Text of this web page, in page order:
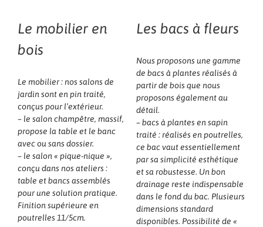
Le mobilier en
bois
Le mobilier : nos salons de
jardin sont en pin traité,
conçus pour l’extérieur.
– le salon champêtre, massif,
propose la table et le banc
avec ou sans dossier.
– le salon « pique-nique »,
conçu dans nos ateliers :
table et bancs assemblés
pour une solution pratique.
Finition supérieure en
poutrelles 11/5cm.
Les bacs à fleurs
Nous proposons une gamme
de bacs à plantes réalisés à
partir de bois que nous
proposons également au
détail.
– bacs à plantes en sapin
traité : réalisés en poutrelles,
ce bac vaut essentiellement
par sa simplicité esthétique
et sa robustesse. Un bon
drainage reste indispensable
dans le fond du bac. Plusieurs
dimensions standard
disponibles. Possibilité de «